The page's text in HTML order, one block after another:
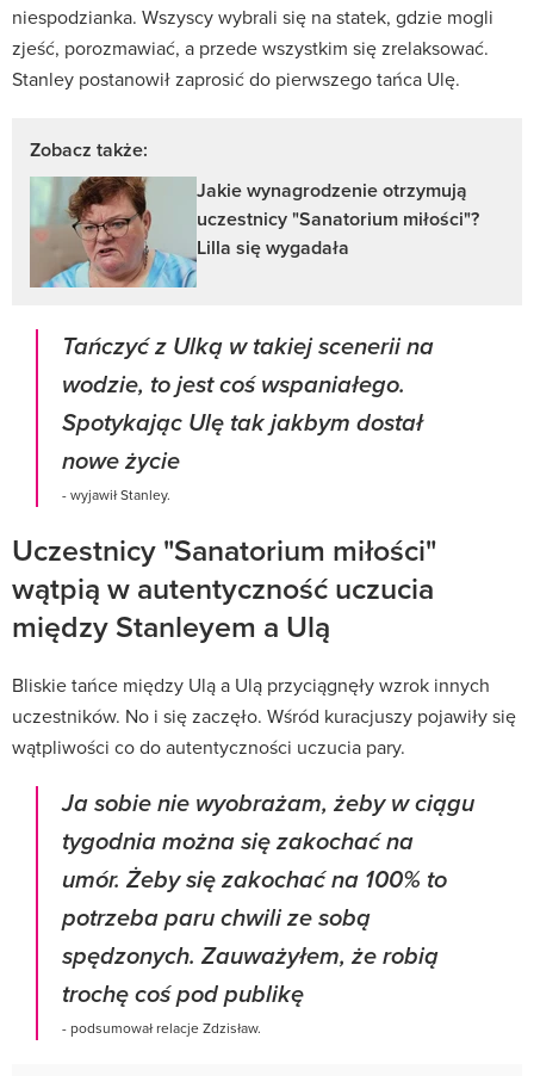
niespodzianka. Wszyscy wybrali się na statek, gdzie mogli
zjeść, porozmawiać, a przede wszystkim się zrelaksować.
Stanley postanowił zaprosić do pierwszego tańca Ulę.
Zobacz także:
Jakie wynagrodzenie otrzymują
uczestnicy "Sanatorium miłości"?
Lilla się wygadała
Tańczyć z Ulką w takiej scenerii na
wodzie, to jest coś wspaniałego.
Spotykając Ulę tak jakbym dostał
nowe życie
- wyjawił Stanley.
Uczestnicy "Sanatorium miłości"
wątpią w autentyczność uczucia
między Stanleyem a Ulą
Bliskie tańce między Ulą a Ulą przyciągnęły wzrok innych
uczestników. No i się zaczęło. Wśród kuracjuszy pojawiły się
wątpliwości co do autentyczności uczucia pary.
Ja sobie nie wyobrażam, żeby w ciągu
tygodnia można się zakochać na
umór. Żeby się zakochać na 100% to
potrzeba paru chwili ze sobą
spędzonych. Zauważyłem, że robią
trochę coś pod publikę
- podsumował relacje Zdzisław.